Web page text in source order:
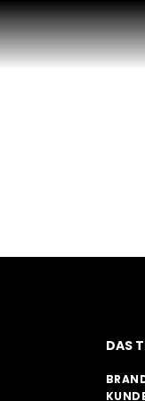
DAS